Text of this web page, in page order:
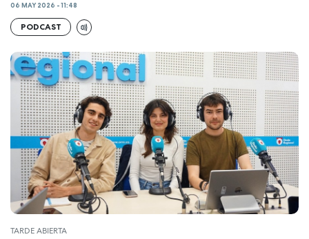
06 MAY 2026 - 11:48
PODCAST
TARDE ABIERTA